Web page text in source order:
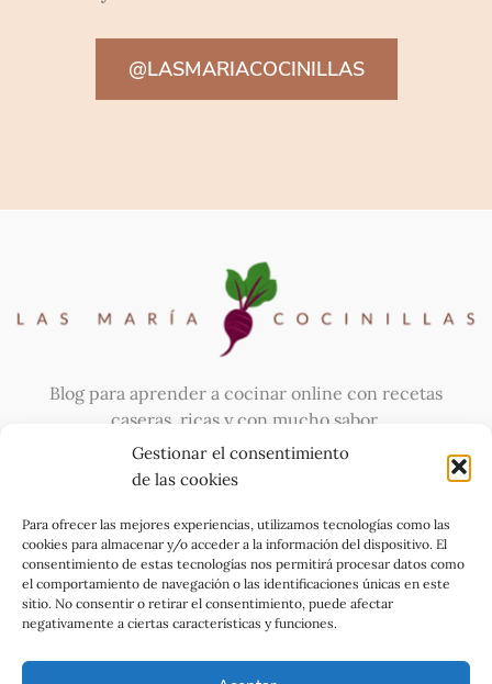
Gestionar el consentimiento
de las cookies
Para ofrecer las mejores experiencias, utilizamos tecnologías como las
cookies para almacenar y/o acceder a la información del dispositivo. El
consentimiento de estas tecnologías nos permitirá procesar datos como
el comportamiento de navegación o las identificaciones únicas en este
sitio. No consentir o retirar el consentimiento, puede afectar
negativamente a ciertas características y funciones.
@LASMARIACOCINILLAS
Blog para aprender a cocinar online con recetas
caseras, ricas y con mucho sabor.